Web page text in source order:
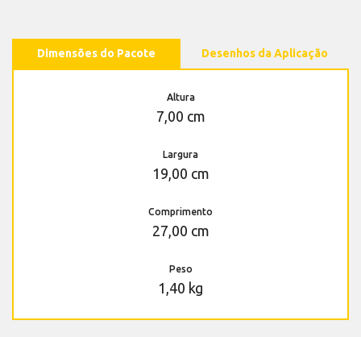
Dimensões do Pacote Desenhos da Aplicação
Altura
7,00 cm
Largura
19,00 cm
Comprimento
27,00 cm
Peso
1,40 kg